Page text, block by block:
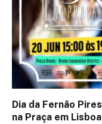
Dia da Fernão
na Praça em Lisboa